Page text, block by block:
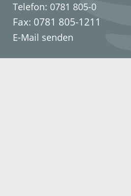
Telefon: 0781 805-0
Fax: 0781 805-1211
E-Mail senden